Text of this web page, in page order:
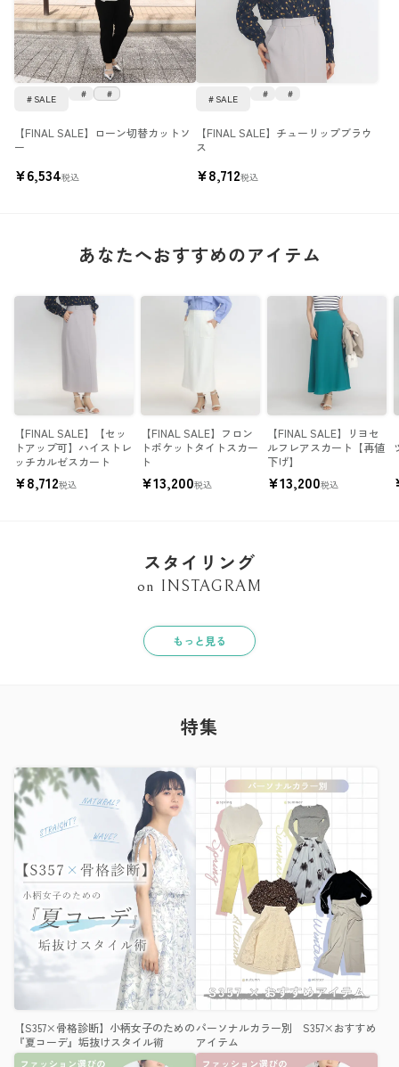
【FINAL SALE】ローン切替カットソ
ー
SALE
¥6,534税込
【FINAL SALE】チューリップブラウ
ス
SALE
¥8,712税込
あなたへおすすめのアイテム
【FINAL SALE】【セッ
トアップ可】ハイストレ
ッチカルゼスカート
¥8,712税込
【FINAL SALE】フロン
トポケットタイトスカー
ト
¥13,200税込
【FINAL SALE】リヨセ
ルフレアスカート【再値
下げ】
¥13,200税込
スタイリング
on INSTAGRAM
もっと見る
特集
【S357×骨格診断】小柄女子のための
『夏コーデ』垢抜けスタイル術
パーソナルカラー別 S357×おすすめ
アイテム